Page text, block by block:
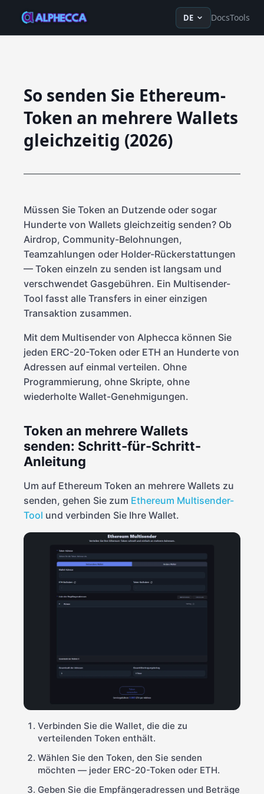
enru fr ko detrzh-Hans
DE DocsTools
So senden Sie Ethereum-
Token an mehrere Wallets
gleichzeitig (2026)
Müssen Sie Token an Dutzende oder sogar
Hunderte von Wallets gleichzeitig senden? Ob
Airdrop, Community-Belohnungen,
Teamzahlungen oder Holder-Rückerstattungen
— Token einzeln zu senden ist langsam und
verschwendet Gasgebühren. Ein Multisender-
Tool fasst alle Transfers in einer einzigen
Transaktion zusammen.
Mit dem Multisender von Alphecca können Sie
jeden ERC-20-Token oder ETH an Hunderte von
Adressen auf einmal verteilen. Ohne
Programmierung, ohne Skripte, ohne
wiederholte Wallet-Genehmigungen.
Token an mehrere Wallets
senden: Schritt-für-Schritt-
Anleitung
Um auf Ethereum Token an mehrere Wallets zu
senden, gehen Sie zum Ethereum Multisender-
Tool und verbinden Sie Ihre Wallet.
Verbinden Sie die Wallet, die die zu
verteilenden Token enthält.
Wählen Sie den Token, den Sie senden
möchten — jeder ERC-20-Token oder ETH.
Geben Sie die Empfängeradressen und Beträge